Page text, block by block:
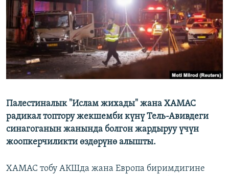
Палестиналык "Ислам жихады" жана ХАМАС
радикал топтору жекшемби күнү Тель-Авивдеги
синагоганын жанында болгон жардыруу үчүн
жоопкерчиликти өздөрүнө алышты.
ХАМАС тобу АКШда жана Европа биримдигине